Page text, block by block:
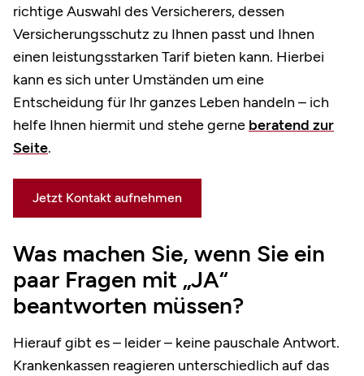
richtige Auswahl des Versicherers, dessen
Versicherungsschutz zu Ihnen passt und Ihnen
einen leistungsstarken Tarif bieten kann. Hierbei
kann es sich unter Umständen um eine
Entscheidung für Ihr ganzes Leben handeln – ich
helfe Ihnen hiermit und stehe gerne beratend zur
Seite.
Jetzt Kontakt aufnehmen
Was machen Sie, wenn Sie ein
paar Fragen mit „JA“
beantworten müssen?
Hierauf gibt es – leider – keine pauschale Antwort.
Krankenkassen reagieren unterschiedlich auf das